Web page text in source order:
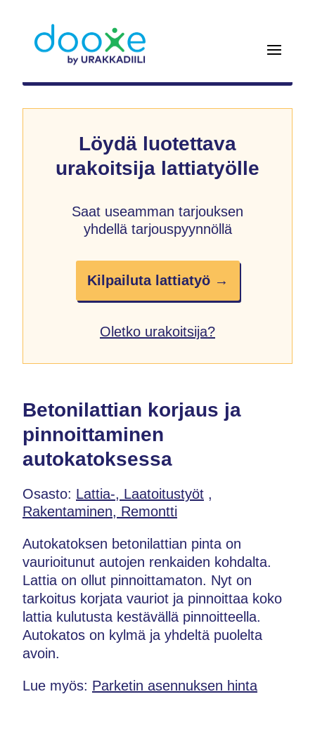
Löydä luotettava
urakoitsija lattiatyölle
Saat useamman tarjouksen
yhdellä tarjouspyynnöllä
Kilpailuta lattiatyö →
Oletko urakoitsija?
Betonilattian korjaus ja
pinnoittaminen
autokatoksessa
Osasto: Lattia-, Laatoitustyöt ,
Rakentaminen, Remontti
Autokatoksen betonilattian pinta on
vaurioitunut autojen renkaiden kohdalta.
Lattia on ollut pinnoittamaton. Nyt on
tarkoitus korjata vauriot ja pinnoittaa koko
lattia kulutusta kestävällä pinnoitteella.
Autokatos on kylmä ja yhdeltä puolelta
avoin.
Lue myös: Parketin asennuksen hinta